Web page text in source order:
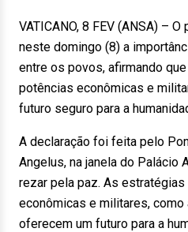
VATICANO, 8 FEV (ANSA) –
neste domingo (8) a
entre os povos, afirmando
potências econômicas e
futuro seguro para a
A declaração foi feita pelo
Angelus, na janela do Palácio
rezar pela paz. As
econômicas e militares, como
oferecem um futuro para a